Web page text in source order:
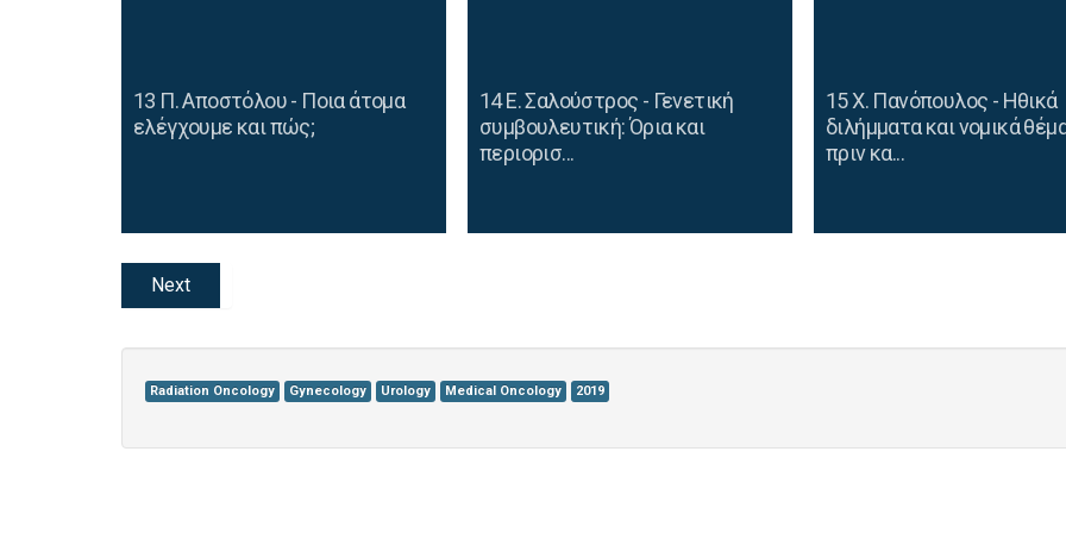
13 Π. Αποστόλου - Ποια άτομα
ελέγχουμε και πώς;
14 Ε. Σαλούστρος - Γενετική
συμβουλευτική: Όρια και
περιορισ...
15 Χ. Πανόπουλος - Ηθικά
διλήμματα και νομικά
πριν κα...
Next
Radiation Oncology Gynecology Urology Medical Oncology 2019